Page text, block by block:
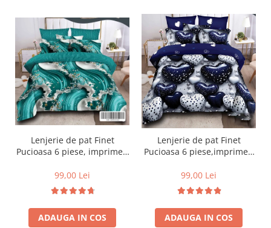
Lenjerie de pat Finet
Pucioasa 6 piese, imprimeu
alb și auriu-R619
99,00 Lei
ADAUGA IN COS
Lenjerie de pat Finet
Pucioasa 6 piese,imprimeu
albastre lucioase-R611
99,00 Lei
ADAUGA IN COS